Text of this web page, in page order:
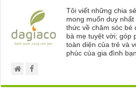
Tôi viết những chia
mong muốn duy
thức về chăm sóc bé
bà mẹ tuyệt vời; góp
toàn diện của trẻ và
phúc của gia đình bạn.